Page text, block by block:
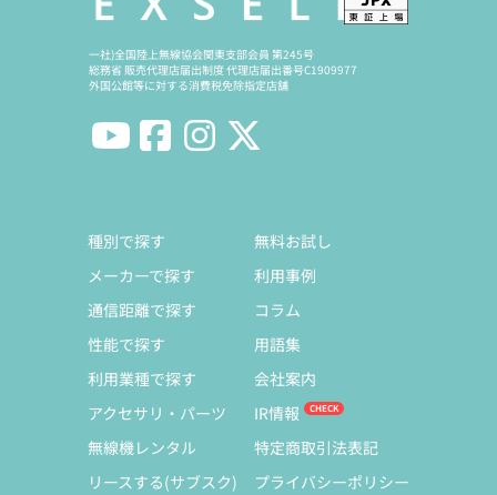
一社)全国陸上無線協会関東支部会員 第245号
総務省 販売代理店届出制度 代理店届出番号C1909977
外国公館等に対する消費税免除指定店舗
種別で探す
メーカーで探す
通信距離で探す
性能で探す
利用業種で探す
アクセサリ・パーツ
無線機レンタル
リースする(サブスク)
無料お試し
利用事例
コラム
用語集
会社案内
IR情報
特定商取引法表記
プライバシーポリシー